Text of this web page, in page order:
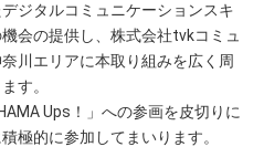
ジタルコミュニケーションスキ
会の提供し、株式会社tvkコミュ
川エリアに本取り組みを広く周
す。
Ups！」への参画を皮切りに
極的に参加してまいります。